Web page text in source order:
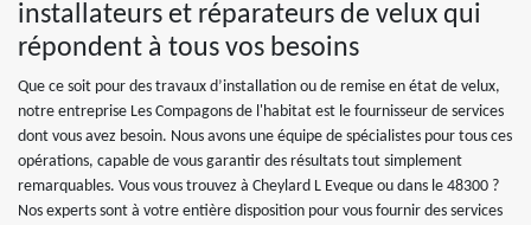
installateurs et réparateurs de velux qui
répondent à tous vos besoins
Que ce soit pour des travaux d’installation ou de remise en état de velux,
notre entreprise Les Compagons de l'habitat est le fournisseur de services
dont vous avez besoin. Nous avons une équipe de spécialistes pour tous ces
opérations, capable de vous garantir des résultats tout simplement
remarquables. Vous vous trouvez à Cheylard L Eveque ou dans le 48300 ?
Nos experts sont à votre entière disposition pour vous fournir des services